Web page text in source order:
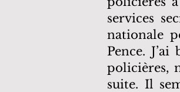
services
nationale
Pence.
policières,
suite. Il